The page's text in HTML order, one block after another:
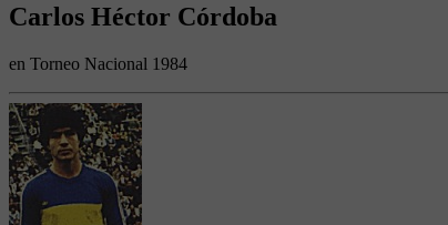
Carlos Héctor Córdoba
en Torneo Nacional 1984